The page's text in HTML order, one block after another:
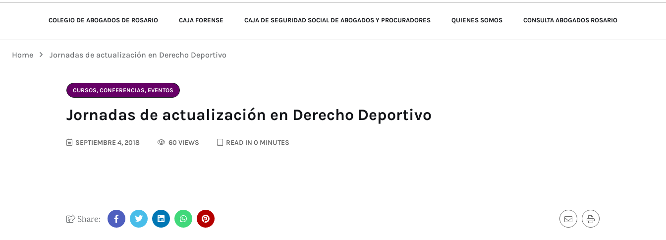
COLEGIO DE ABOGADOS DE ROSARIO CAJA FORENSE CAJA DE SEGURIDAD SOCIAL DE ABOGADOS Y PROCURADORES QUIENES SOMOS CONSULTA ABOGADOS ROSARIO
Home Jornadas de actualización en Derecho Deportivo
CURSOS, CONFERENCIAS, EVENTOS
Jornadas de actualización en Derecho Deportivo
SEPTIEMBRE 4, 2018 60 VIEWS READ IN 0 MINUTES
Share: